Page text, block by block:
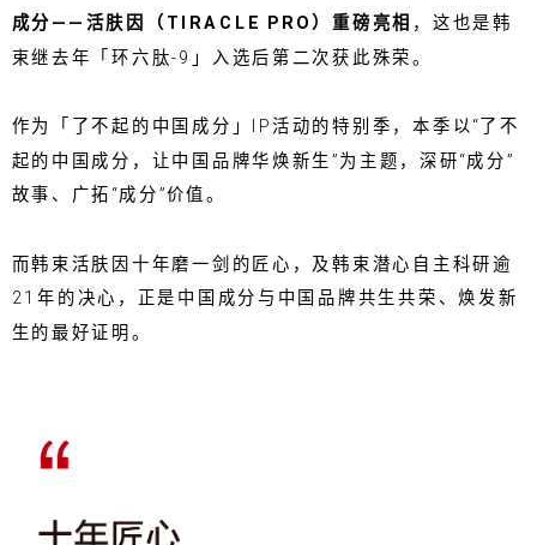
成分——活肤因（TIRACLE PRO）重磅亮相 ，这也是韩
束继去年「环六肽-9」入选后第二次获此殊荣。
作为「了不起的中国成分」IP活动的特别季，本季以“了不
起的中国成分，让中国品牌华焕新生”为主题，深研“成分”
故事、广拓“成分”价值。
而韩束活肤因十年磨一剑的匠心，及韩束潜心自主科研逾
21年的决心，正是中国成分与中国品牌共生共荣、焕发新
生的最好证明。